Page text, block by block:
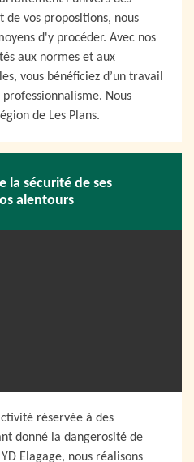
de vos propositions, nous
d'y procéder. Avec nos
aux normes et aux
vous bénéficiez d’un travail
Nous
de Les Plans.
la sécurité de ses
alentours
réservée à des
donné la dangerosité de
Elagage, nous réalisons